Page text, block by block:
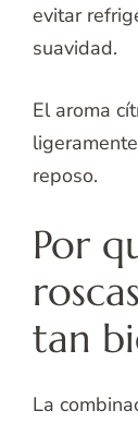
evitar
suavidad.
El aroma
reposo.
Por
tan
La